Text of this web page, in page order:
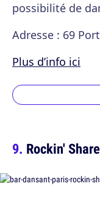
possibilité de
Adresse : 69
Plus d’info ici
Rockin'